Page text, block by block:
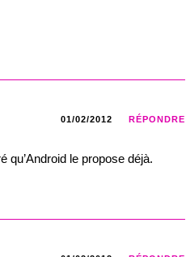
01/02/2012 RÉPONDRE
qu’Android le propose déjà.